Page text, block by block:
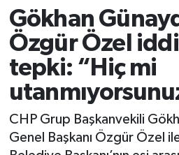
Gökhan
Özgür Özel
tepki: “Hiç mi
CHP Grup Başkanvekili
Genel Başkanı Özgür Özel
Trafik Durumu
Süper Lig Puan Durumu
Tüm Manşetler
Son Dakika Haberleri
Haber Arşivi